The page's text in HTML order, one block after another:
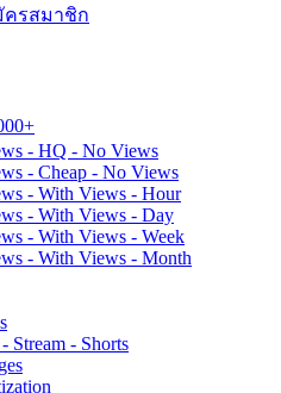
ครสมาชิก
- HQ - No Views
- Cheap - No Views
- With Views - Hour
- With Views - Day
- With Views - Week
- With Views - Month
Stream - Shorts